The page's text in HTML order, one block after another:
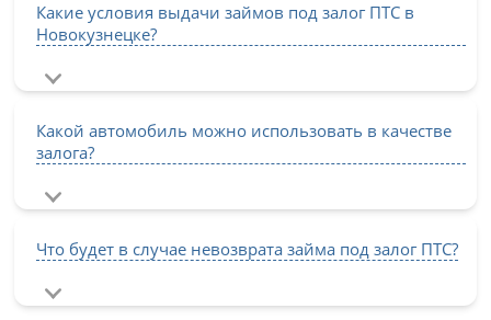
Какие условия выдачи займов под залог ПТС в
Новокузнецке?
Какой автомобиль можно использовать в качестве
залога?
Что будет в случае невозврата займа под залог ПТС?